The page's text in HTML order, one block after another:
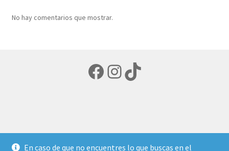
No hay comentarios que mostrar.
Facebook
Instagram
TikTok
En caso de que no encuentres lo que buscas en el